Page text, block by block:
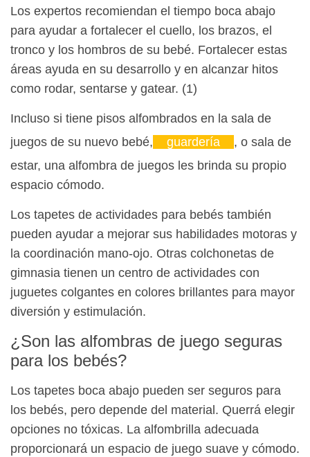
Los expertos recomiendan el tiempo boca abajo
para ayudar a fortalecer el cuello, los brazos, el
tronco y los hombros de su bebé. Fortalecer estas
áreas ayuda en su desarrollo y en alcanzar hitos
como rodar, sentarse y gatear. (1)
Incluso si tiene pisos alfombrados en la sala de
juegos de su nuevo bebé,
guardería
, o sala de
estar, una alfombra de juegos les brinda su propio
espacio cómodo.
Los tapetes de actividades para bebés también
pueden ayudar a mejorar sus habilidades motoras y
la coordinación mano-ojo. Otras colchonetas de
gimnasia tienen un centro de actividades con
juguetes colgantes en colores brillantes para mayor
diversión y estimulación.
¿Son las alfombras de juego seguras
para los bebés?
Los tapetes boca abajo pueden ser seguros para
los bebés, pero depende del material. Querrá elegir
opciones no tóxicas. La alfombrilla adecuada
proporcionará un espacio de juego suave y cómodo.